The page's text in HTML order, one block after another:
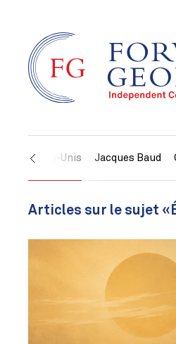
États-Unis Jacques Baud
Articles sur le sujet